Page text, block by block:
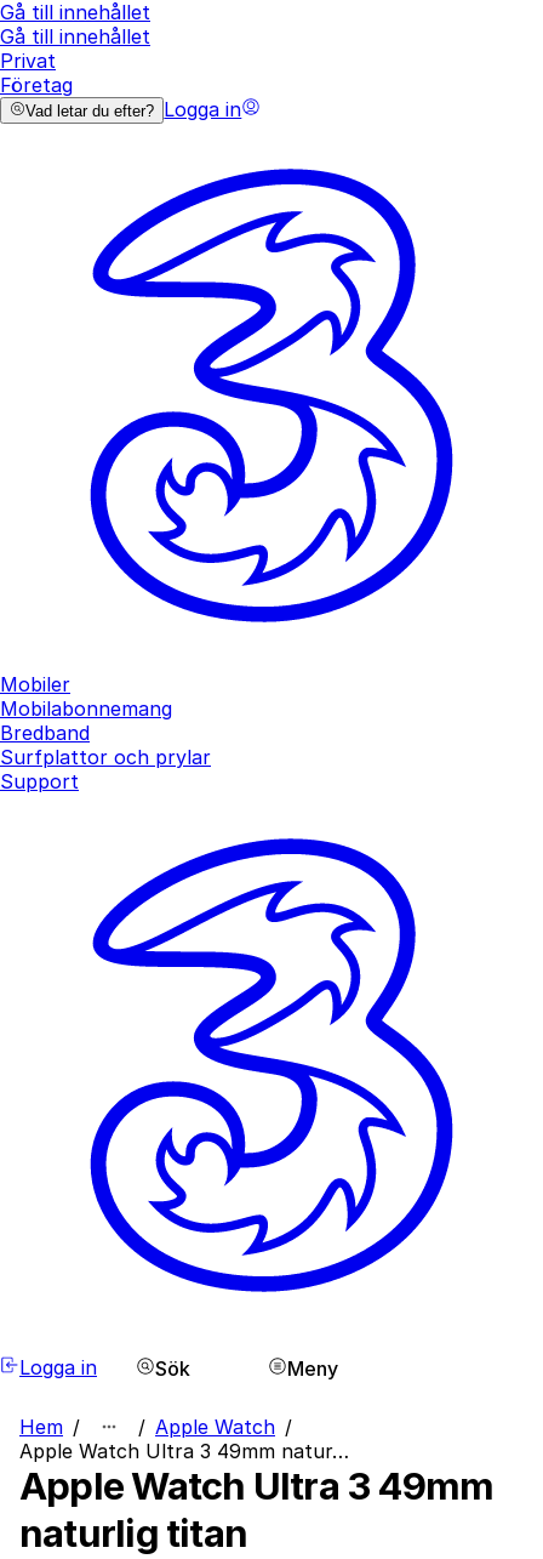
Gå till innehållet
Gå till innehållet
Privat
Företag
Vad letar du efter? Logga in
Mobiler
Mobilabonnemang
Bredband
Surfplattor och prylar
Support
Logga in Sök Meny
Hem / / Apple Watch /
Apple Watch Ultra 3 49mm natur…
Apple Watch Ultra 3 49mm
naturlig titan